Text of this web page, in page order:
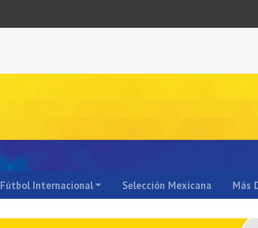
Fútbol Internacional Selección Mexicana Más